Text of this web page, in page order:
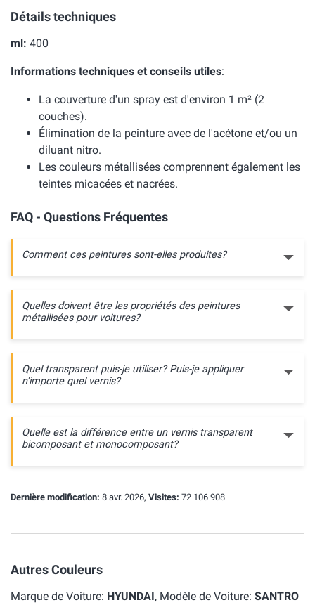
Détails techniques
ml: 400
Informations techniques et conseils utiles:
La couverture d'un spray est d'environ 1 m² (2
couches).
Élimination de la peinture avec de l'acétone et/ou un
diluant nitro.
Les couleurs métallisées comprennent également les
teintes micacées et nacrées.
FAQ - Questions Fréquentes
Comment ces peintures sont-elles produites?
Quelles doivent être les propriétés des peintures
métallisées pour voitures?
Quel transparent puis-je utiliser? Puis-je appliquer
n'importe quel vernis?
Quelle est la différence entre un vernis transparent
bicomposant et monocomposant?
Dernière modification: 8 avr. 2026, Visites: 72 106 908
Autres Couleurs
Marque de Voiture: HYUNDAI, Modèle de Voiture: SANTRO